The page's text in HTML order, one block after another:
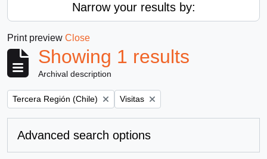
Narrow your results by:
Print preview Close
Showing 1 results
Archival description
Remove filter:
Tercera Región (Chile) Remove filter:
Visitas
Advanced search options